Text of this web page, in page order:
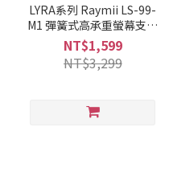
LYRA系列 Raymii LS-99-
M1 彈簧式高承重螢幕支架
螢幕增高支架
NT$1,599
NT$3,299